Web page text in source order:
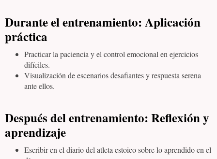
Durante el entrenamiento:Aplicación
práctica
Practicar la paciencia y el control emocional en ejercicios
difíciles.
Visualización de escenarios desafiantes y respuesta serena
ante ellos.
Después del entrenamiento:Reflexión y
aprendizaje
Escribir en el diario del atleta estoico sobre lo aprendido en el